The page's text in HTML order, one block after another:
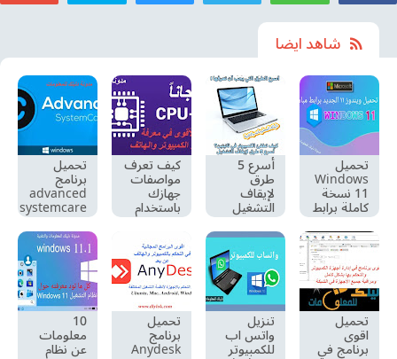
شاهد ايضا
تحميل
Windows
11 نسخة
كاملة برابط
مباشر من
ميديا فاير
مع طريقة
التثبيت
أسرع 5
طرق
لإيقاف
التشغيل
في ويندوز
10 و 11
كيف تعرف
مواصفات
جهازك
باستخدام
تحميل
z ؟
تحميل
برنامج
advanced
systemcare
+ التفعيل
مدى الحياة
تحميل
اقوى
برنامج في
تنزيل
واتس اب
للكمبيوتر
تحميل
برنامج
Anydesk
10
معلومات
عن نظام